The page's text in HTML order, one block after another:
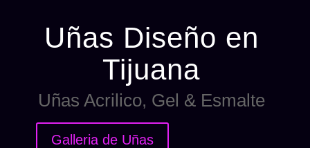
Uñas Diseño en
Tijuana
Uñas Acrilico, Gel & Esmalte
Galleria de Uñas